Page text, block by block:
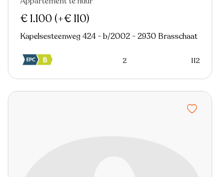
€ 1.100 (+€ 110)
Kapelsesteenweg 424 - b/2002 - 2930 Brasschaat
2 112